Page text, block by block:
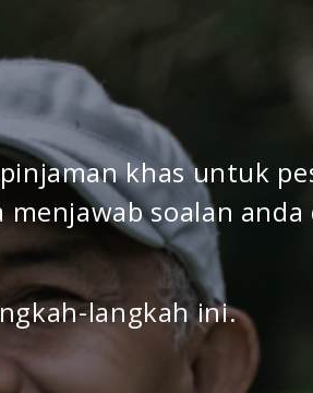
khas untuk
soalan anda
langkah ini.